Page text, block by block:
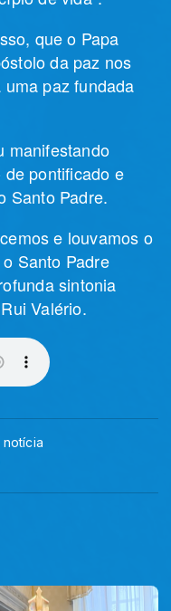
que o Papa
da paz nos
paz fundada
manifestando
pontificado e
Santo Padre.
e louvamos o
Santo Padre
sintonia
Valério.